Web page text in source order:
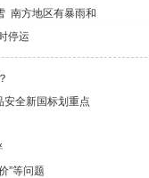
南方地区有暴雨和
停运
全新国标划重点
”等问题